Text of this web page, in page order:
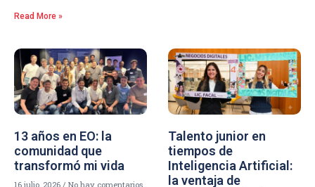
Read More »
13 años en EO: la
comunidad que
transformó mi vida
16 julio, 2026 No hay comentarios
Talento junior en
tiempos de
Inteligencia Artificial:
la ventaja de